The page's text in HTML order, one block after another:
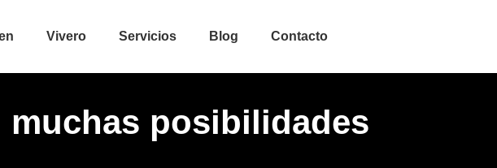
Vivero Servicios Blog Contacto
posibilidades